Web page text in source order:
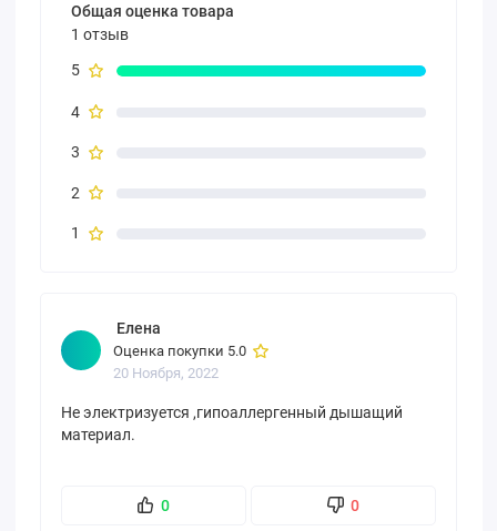
Общая оценка товара
1 отзыв
5
4
3
2
1
Елена
Оценка покупки 5.0
20 Ноября, 2022
Не электризуется ,гипоаллергенный дышащий
материал.
0 0